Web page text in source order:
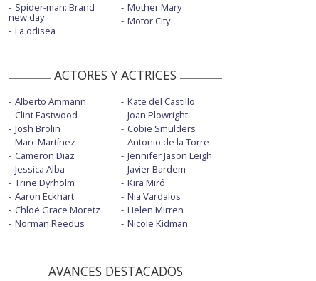
Spider-man: Brand
new day
La odisea
Mother Mary
Motor City
ACTORES Y ACTRICES
Alberto Ammann
Clint Eastwood
Josh Brolin
Marc Martínez
Cameron Diaz
Jessica Alba
Trine Dyrholm
Aaron Eckhart
Chloë Grace Moretz
Norman Reedus
Kate del Castillo
Joan Plowright
Cobie Smulders
Antonio de la Torre
Jennifer Jason Leigh
Javier Bardem
Kira Miró
Nia Vardalos
Helen Mirren
Nicole Kidman
AVANCES DESTACADOS